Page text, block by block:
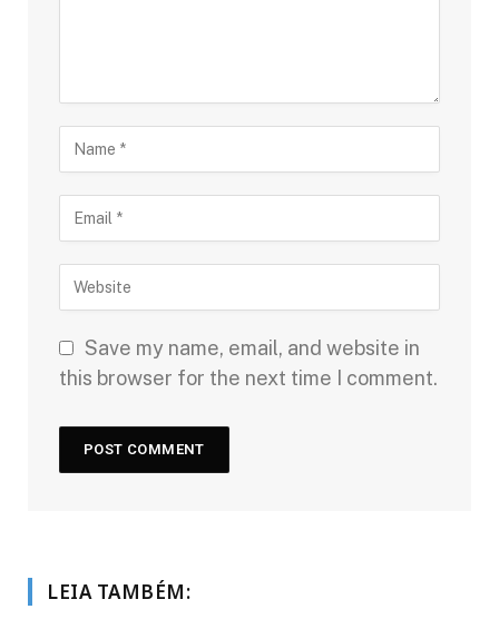
Save my name, email, and website in
this browser for the next time I comment.
LEIA TAMBÉM: